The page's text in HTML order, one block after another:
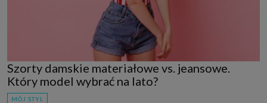
Szorty damskie materiałowe vs. jeansowe.
Który model wybrać na lato?
MÓJ STYL